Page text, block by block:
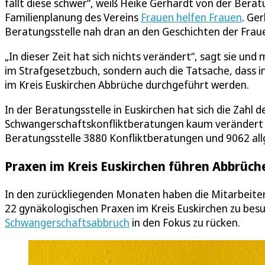
fällt diese schwer“, weiß Heike Gerhardt von der
Familienplanung des Vereins Frauen helfen Frauen.
Beratungsstelle nah dran an den Geschichten der
„In dieser Zeit hat sich nichts verändert“, sagt sie
im Strafgesetzbuch, sondern auch die Tatsache, dass
im Kreis Euskirchen Abbrüche durchgeführt werden.
In der Beratungsstelle in Euskirchen hat sich die Zahl
Schwangerschaftskonfliktberatungen kaum
Beratungsstelle 3880 Konfliktberatungen und 9062
Praxen im Kreis Euskirchen führen
In den zurückliegenden Monaten haben die
22 gynäkologischen Praxen im Kreis Euskirchen zu
Schwangerschaftsabbruch in den Fokus zu rücken.